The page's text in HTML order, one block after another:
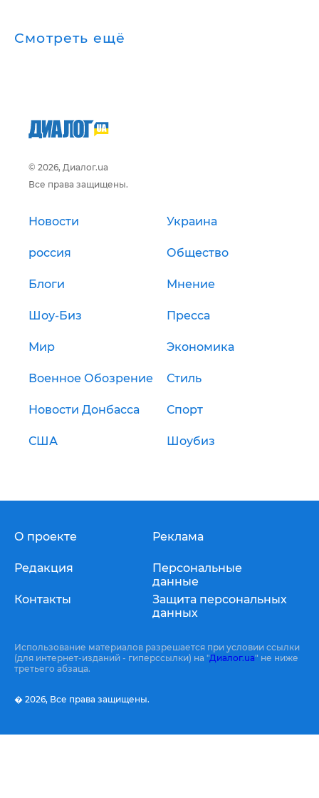
Смотреть ещё
© 2026, Диалог.ua
Все права защищены.
Новости Украина
россия Общество
Блоги Мнение
Шоу-Биз Пресса
Мир Экономика
Военное Обозрение Стиль
Новости Донбасса Спорт
США Шоубиз
О проекте
Редакция
Контакты
Реклама
Персональные
данные
Защита персональных
данных
Использование материалов разрешается при условии ссылки
(для интернет-изданий - гиперссылки) на "Диалог.ua" не ниже
третьего абзаца.
� 2026, Все права защищены.